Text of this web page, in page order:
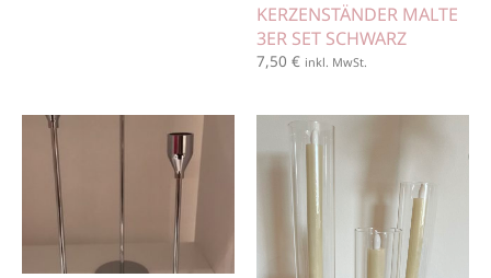
KERZENSTÄNDER MALTE
3ER SET SCHWARZ
7,50 € inkl. MwSt.